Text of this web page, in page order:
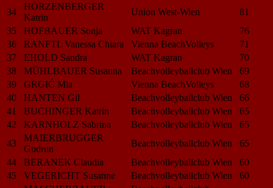
34
HÖRZENBERGER
Katrin
Union West-Wien
81
35
HOFBAUER Sonja WAT Kagran
76
36
RANFTL Vanessa Chiara Vienna BeachVolleys
71
37
EHOLD Sandra WAT Kagran
70
38
MÜHLBAUER Susanna Beachvolleyballclub Wien
69
39
GRGIĆ Mia Vienna BeachVolleys
68
40
HANTEN Gil Beachvolleyballclub Wien
66
41
BUCHINGER Katrin Beachvolleyballclub Wien
65
42
KARNHOLZ Sabrina Beachvolleyballclub Wien
65
43
MAIERBRUGGER
Gudrun
Beachvolleyballclub Wien
65
44
BERANEK Claudia Beachvolleyballclub Wien
60
45
VEGERICHT Susanne Beachvolleyballclub Wien
60